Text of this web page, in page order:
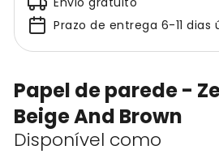
Papel de parede -
Beige And Brown
Disponível como
Prazo de entrega 6-11 dias